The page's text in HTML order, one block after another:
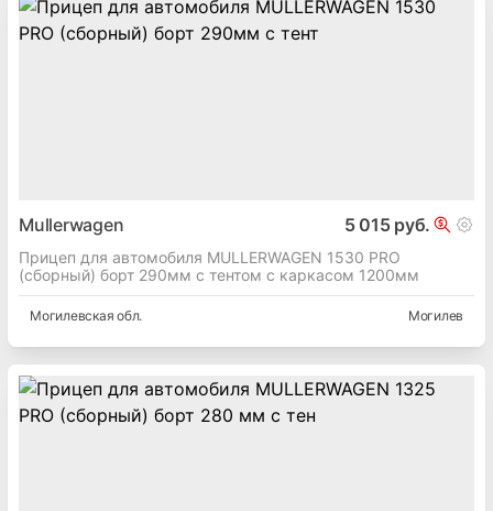
Mullerwagen 5 015 руб.
Прицеп для автомобиля MULLERWAGEN 1530 PRO
(сборный) борт 290мм с тентом с каркасом 1200мм
Могилевская обл. Могилев